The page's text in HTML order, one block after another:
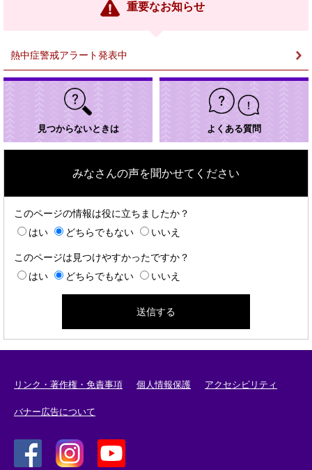
重要なお知らせ
熱中症警戒アラート発表中
見つからないときは よくある質問
みなさんの声を聞かせてください
このページの情報は役に立ちましたか？
はい
どちらでもない いいえ
このページは見つけやすかったですか？
はい
どちらでもない いいえ
リンク・著作権・免責事項 個人情報保護 アクセシビリティ
バナー広告について